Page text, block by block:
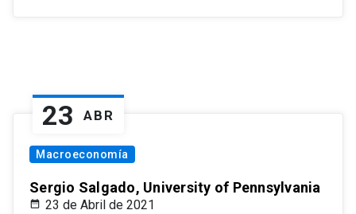
23 ABR
Macroeconomía
Sergio Salgado, University of Pennsylvania
23 de Abril de 2021